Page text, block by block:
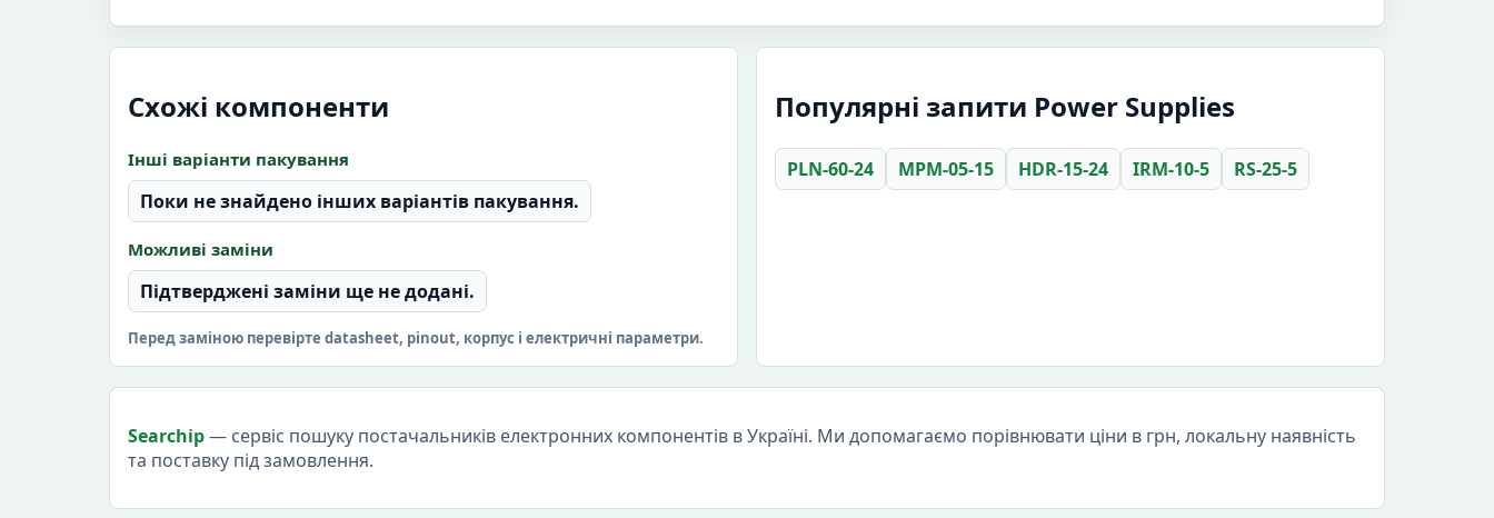
Схожі компоненти
Інші варіанти пакування
Поки не знайдено інших варіантів пакування.
Можливі заміни
Підтверджені заміни ще не додані.
Перед заміною перевірте datasheet, pinout, корпус і електричні параметри.
Популярні запити Power Supplies
PLN-60-24 MPM-05-15 HDR-15-24 IRM-10-5 RS-25-5
Searchip— сервіс пошуку постачальників електронних компонентів в Україні. Ми допомагаємо порівнювати ціни в грн, локальну наявність
та поставку під замовлення.